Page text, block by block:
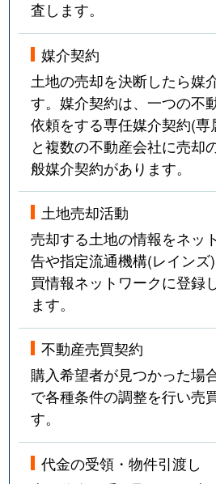
査します。
媒介契約
土地の売却を決断したら媒
す。媒介契約は、一つの不
依頼をする専任媒介契約(
と複数の不動産会社に売却
般媒介契約があります。
土地売却活動
売却する土地の情報をネッ
告や指定流通機構(レイン
買情報ネットワークに登録
ます。
不動産売買契約
購入希望者が見つかった場
で各種条件の調整を行い売
す。
代金の受領・物件引渡し